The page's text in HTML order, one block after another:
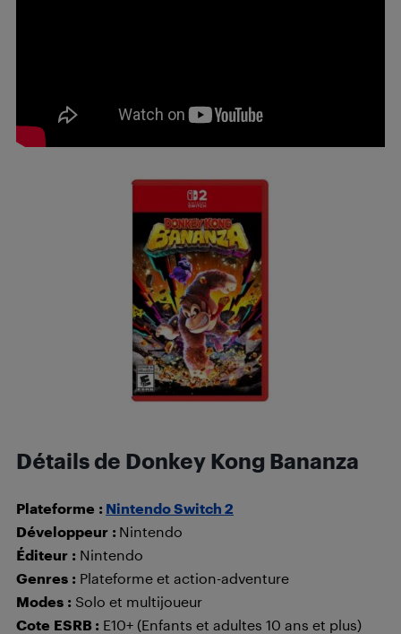
Détails de Donkey Kong Bananza
Plateforme : Nintendo Switch 2
Développeur : Nintendo
Éditeur : Nintendo
Genres : Plateforme et action-adventure
Modes : Solo et multijoueur
Cote ESRB : E10+ (Enfants et adultes 10 ans et plus)